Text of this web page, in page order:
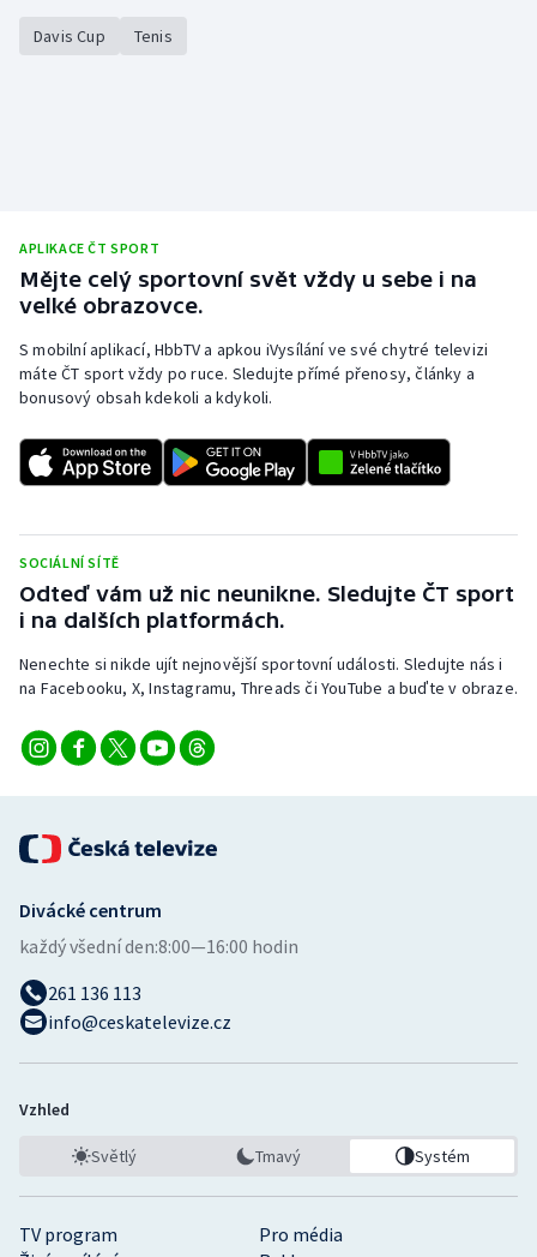
Davis Cup Tenis
APLIKACE ČT SPORT
Mějte celý sportovní svět vždy u sebe i na
velké obrazovce.
S mobilní aplikací, HbbTV a apkou iVysílání ve své chytré televizi
máte ČT sport vždy po ruce. Sledujte přímé přenosy, články a
bonusový obsah kdekoli a kdykoli.
SOCIÁLNÍ SÍTĚ
Odteď vám už nic neunikne. Sledujte ČT sport
i na dalších platformách.
Nenechte si nikde ujít nejnovější sportovní události. Sledujte nás i
na Facebooku, X, Instagramu, Threads či YouTube a buďte v obraze.
TV program
Pro média
Divácké centrum
každý všední den:8:00—16:00 hodin
261 136 113
info@ceskatelevize.cz
Vzhled
Světlý Tmavý Systém